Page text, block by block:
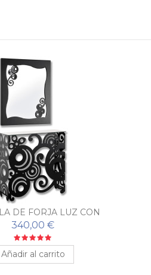
DE FORJA LUZ CON
ESPEJO A JUEGO
340,00 €
Añadir al carrito